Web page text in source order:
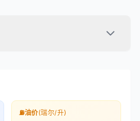
⛽油价(瑞尔/升)